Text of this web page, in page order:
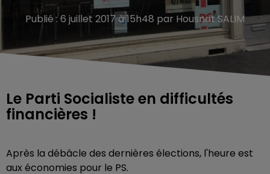
Publié : 6 juillet 2017 à 15h48 par Housnat SALIM
Le Parti Socialiste en difficultés
financières !
Après la débâcle des dernières élections, l'heure est
aux économies pour le PS.